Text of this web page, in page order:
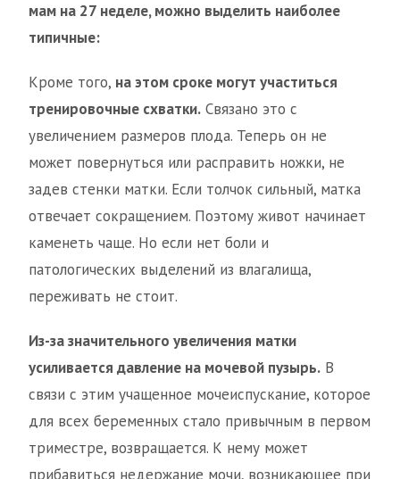
мам на 27 неделе, можно выделить наиболее
типичные:
Кроме того, на этом сроке могут участиться
тренировочные схватки. Связано это с
увеличением размеров плода. Теперь он не
может повернуться или расправить ножки, не
задев стенки матки. Если толчок сильный, матка
отвечает сокращением. Поэтому живот начинает
каменеть чаще. Но если нет боли и
патологических выделений из влагалища,
переживать не стоит.
Из-за значительного увеличения матки
усиливается давление на мочевой пузырь. В
связи с этим учащенное мочеиспускание, которое
для всех беременных стало привычным в первом
триместре, возвращается. К нему может
прибавиться недержание мочи, возникающее при